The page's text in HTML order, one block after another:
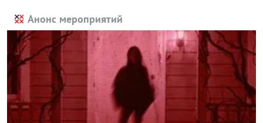
Анонс мероприятий